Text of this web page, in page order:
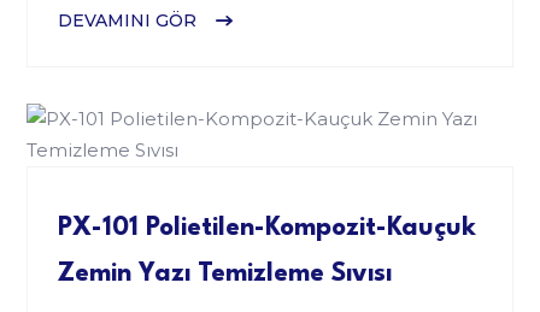
DEVAMINI GÖR
PX-101 Polietilen-Kompozit-Kauçuk
Zemin Yazı Temizleme Sıvısı